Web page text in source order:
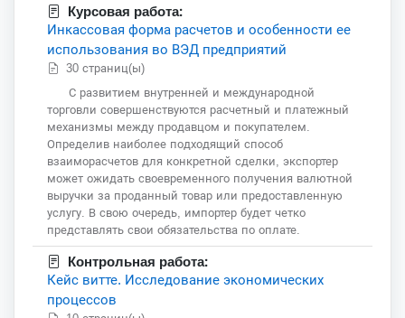
Курсовая работа:
Инкассовая форма расчетов и особенности ее
использования во ВЭД предприятий
30 страниц(ы)
С развитием внутренней и международной
торговли совершенствуются расчетный и платежный
механизмы между продавцом и покупателем.
Определив наиболее подходящий способ
взаиморасчетов для конкретной сделки, экспортер
может ожидать своевременного получения валютной
выручки за проданный товар или предоставленную
услугу. В свою очередь, импортер будет четко
представлять свои обязательства по оплате.
Контрольная работа:
Кейс витте. Исследование экономических
процессов